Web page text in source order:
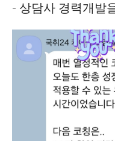
- 상담사 경력개발